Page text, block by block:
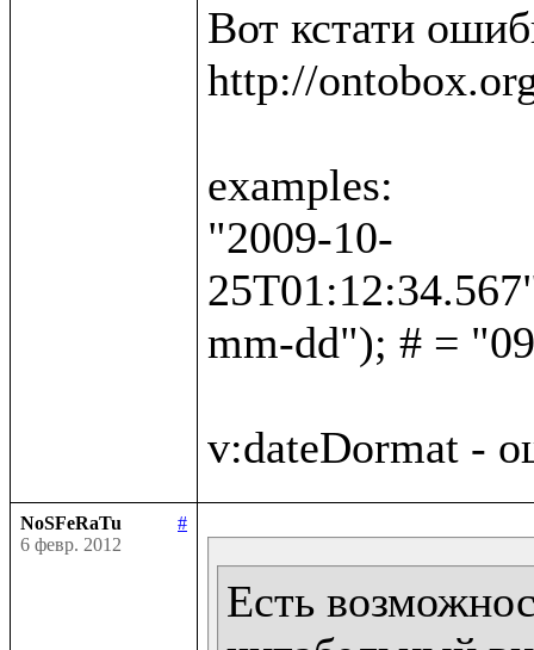
Вот кстати
http://
examples:
"2009-10-
mm-dd"); # =
NoSFeRaTu
#
6 февр. 2012
Есть